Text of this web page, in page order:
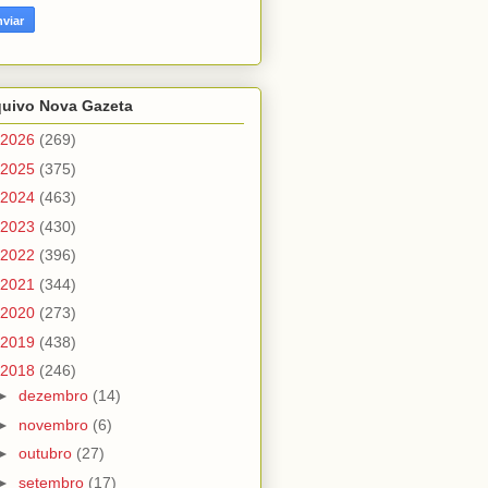
Nova Gazeta
2026 (269)
2025 (375)
2024 (463)
2023 (430)
2022 (396)
2021 (344)
2020 (273)
2019 (438)
2018 (246)
dezembro (14)
novembro (6)
outubro (27)
setembro (17)